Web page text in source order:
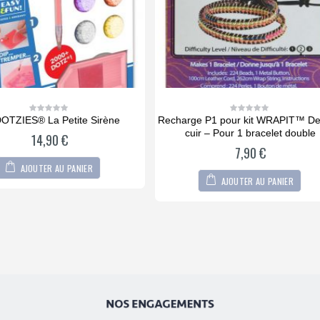
0
of
5
P1 pour kit WRAPIT™ Deluxe-
cuir – Pour 1 bracelet double
7,90€
AJOUTER AU PANIER
0
of
6 Boutons métal pour kit
2,90€
AJOUTER AU PANIER